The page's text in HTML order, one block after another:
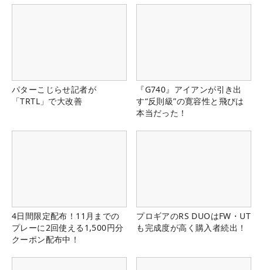
パターこじらせ記者が
「TRTL」で大改善
『G740』アイアンが引き出
す“反則級”の寛容性と飛びは
本当だった！
4日間限定配布！11月までの
プレーに2回使える1,500円分
クーポン配布中！
プロギアのRS DUOはFW・UT
も完成度が高く購入者続出！